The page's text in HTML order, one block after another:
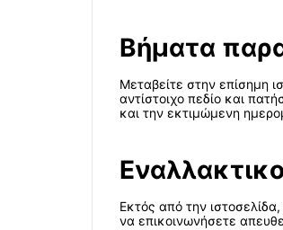
Βήματα
Μεταβείτε στην επίσημη
αντίστοιχο πεδίο και
και την εκτιμώμενη
Εκτός από την
να επικοινωνήσετε